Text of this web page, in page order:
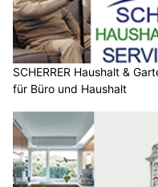
SCHERRER Haushalt &
für Büro und Haushalt